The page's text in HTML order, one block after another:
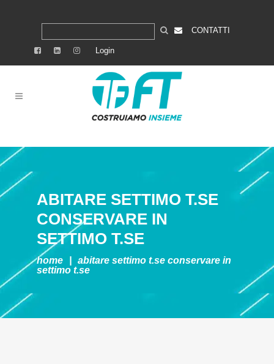
CONTATTI
Login
ABITARE SETTIMO T.SE
CONSERVARE IN
SETTIMO T.SE
home abitare settimo t.se conservare in
settimo t.se